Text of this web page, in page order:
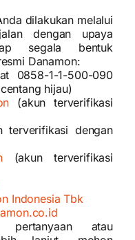
dilakukan melalui
dengan upaya
segala bentuk
Danamon:
0858-1-1-500-090
hijau)
(akun terverifikasi
terverifikasi dengan
(akun terverifikasi
Indonesia Tbk
atau